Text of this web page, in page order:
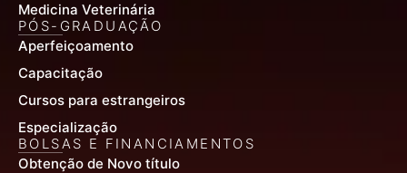
Medicina Veterinária
PÓS-GRADUAÇÃO
Aperfeiçoamento
Capacitação
Cursos para estrangeiros
Especialização
BOLSAS E FINANCIAMENTOS
Obtenção de Novo título